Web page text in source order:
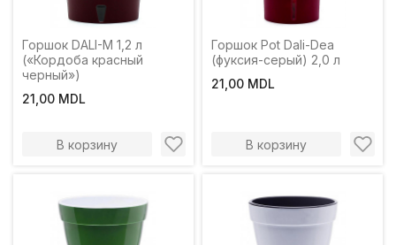
Горшок DALI-M 1,2 л
(«Кордоба красный
черный»)
21,00 MDL
В корзину
Горшок Pot Dali-Dea
(фуксия-серый) 2,0 л
21,00 MDL
В корзину